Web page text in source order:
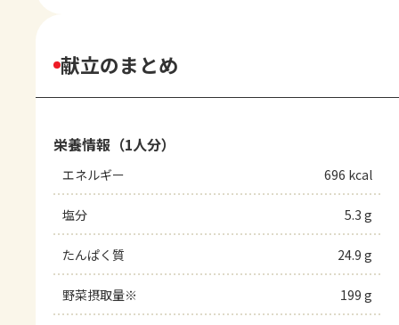
献立のまとめ
栄養情報（1人分）
エネルギー 696 kcal
塩分 5.3 g
たんぱく質 24.9 g
野菜摂取量※ 199 g